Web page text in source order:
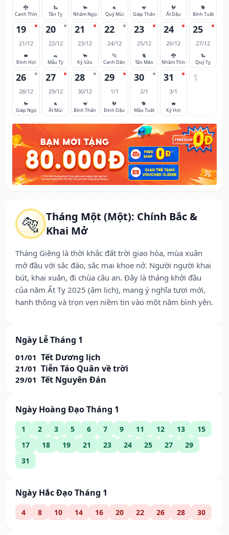
🐅 Tháng Một (Một): Chính Bắc &
Khai Mở
Tháng Giêng là thời khắc đất trời giao hòa, mùa xuân
mở đầu với sắc đào, sắc mai khoe nở. Người người khai
bút, khai xuân, đi chùa cầu an. Đây là tháng khởi đầu
của năm Ất Tỵ 2025 (âm lịch), mang ý nghĩa tươi mới,
hanh thông và trọn vẹn niềm tin vào một năm bình yên.
Ngày Lễ Tháng 1
01/01 Tết Dương lịch
21/01 Tiễn Táo Quân về trời
29/01 Tết Nguyên Đán
Ngày Hoàng Đạo Tháng 1
1 2 3 5 6 7 9 11 12 13
15
17
18 19 21 23 24 25 27
29
31
Ngày Hắc Đạo Tháng 1
4 8 10 14 16 20 22 26 28 30
🐉
Canh Thìn
🐍
Tân Tỵ
🐎
Nhâm Ngọ
🐐
Quý Mùi
🐒
Giáp Thân
🐓
Ất Dậu
🐕
Bính Tuất
19
21/12
🐖
Đinh Hợi
20
22/12
🐀
Mậu Tý
21
23/12
🐂
Kỷ Sửu
22
24/12
🐅
Canh Dần
23
25/12
🐈
Tân Mão
24
26/12
🐉
Nhâm Thìn
25
27/12
🐍
Quý Tỵ
26
28/12
🐎
Giáp Ngọ
27
29/12
🐐
Ất Mùi
28
30/12
🐒
Bính Thân
29
1/1
🐓
Đinh Dậu
30
2/1
🐕
Mậu Tuất
31
3/1
🐖
Kỷ Hợi
1